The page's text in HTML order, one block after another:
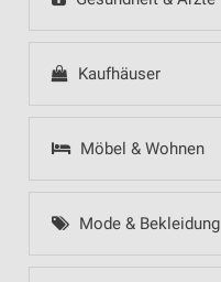
Kaufhäuser
Möbel & Wohnen
Mode & Bekleidung